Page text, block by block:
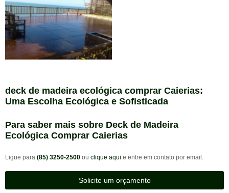
deck de madeira ecológica comprar Caierias:
Uma Escolha Ecológica e Sofisticada
Para saber mais sobre Deck de Madeira
Ecológica Comprar Caierias
Ligue para (85) 3250-2500 ou clique aqui e entre em contato por email.
Solicite um orçamento